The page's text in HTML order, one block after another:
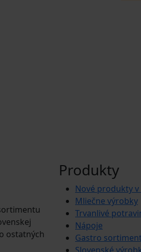
ostatných
Produkty
Nové produkty
Mliečne výrobky
Trvanlivé
Nápoje
Gastro sortiment